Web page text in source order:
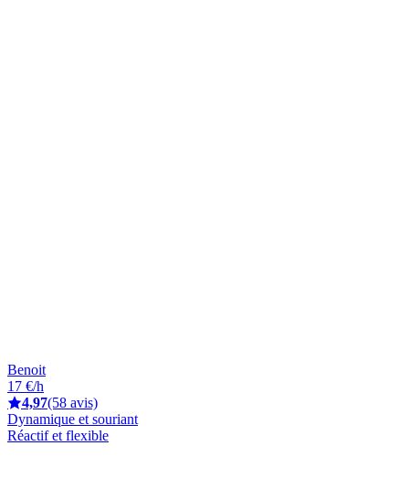
Benoit
17 €/h
4,97(58 avis)
Dynamique et souriant
Réactif et flexible